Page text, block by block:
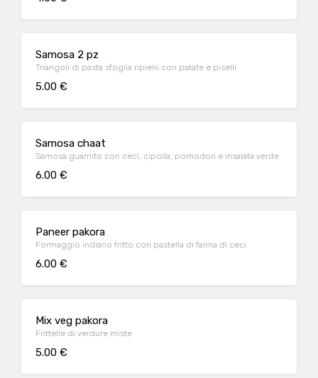
Samosa 2 pz
Triangoli di pasta sfoglia ripieni con patate e piselli
5.00 €
Samosa chaat
Samosa guarnito con ceci, cipolla, pomodori e insalata verde
6.00 €
Paneer pakora
Formaggio indiano fritto con pastella di farina di ceci
6.00 €
Mix veg pakora
Frittelle di verdure miste
5.00 €